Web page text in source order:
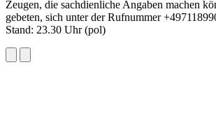
Zeugen, die sachdienliche Angaben machen
gebeten, sich unter der Rufnummer
Stand: 23.30 Uhr (pol)